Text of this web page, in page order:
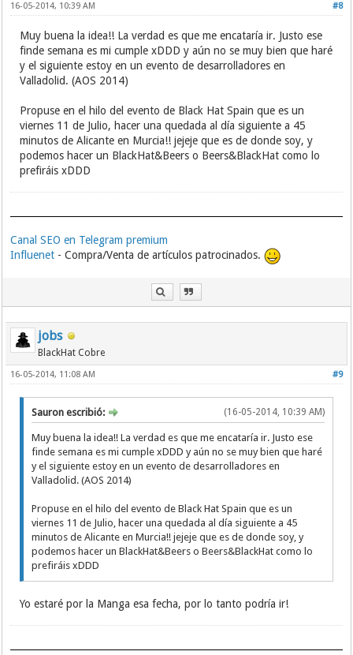
#8
16-05-2014, 10:39 AM
Muy buena la idea!! La verdad es que me encataría ir. Justo ese
finde semana es mi cumple xDDD y aún no se muy bien que haré
y el siguiente estoy en un evento de desarrolladores en
Valladolid. (AOS 2014)
Propuse en el hilo del evento de Black Hat Spain que es un
viernes 11 de Julio, hacer una quedada al día siguiente a 45
minutos de Alicante en Murcia!! jejeje que es de donde soy, y
podemos hacer un BlackHat&Beers o Beers&BlackHat como lo
prefiráis xDDD
Canal SEO en Telegram premium
Influenet - Compra/Venta de artículos patrocinados.
jobs
BlackHat Cobre
#9
16-05-2014, 11:08 AM
(16-05-2014, 10:39 AM)
Sauron escribió:
Muy buena la idea!! La verdad es que me encataría ir. Justo ese
finde semana es mi cumple xDDD y aún no se muy bien que haré
y el siguiente estoy en un evento de desarrolladores en
Valladolid. (AOS 2014)
Propuse en el hilo del evento de Black Hat Spain que es un
viernes 11 de Julio, hacer una quedada al día siguiente a 45
minutos de Alicante en Murcia!! jejeje que es de donde soy, y
podemos hacer un BlackHat&Beers o Beers&BlackHat como lo
prefiráis xDDD
Yo estaré por la Manga esa fecha, por lo tanto podría ir!